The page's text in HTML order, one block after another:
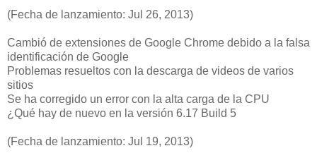
(Fecha de lanzamiento: Jul 26, 2013)
Cambió de extensiones de Google Chrome debido a la falsa
identificación de Google
Problemas resueltos con la descarga de videos de varios
sitios
Se ha corregido un error con la alta carga de la CPU
¿Qué hay de nuevo en la versión 6.17 Build 5
(Fecha de lanzamiento: Jul 19, 2013)